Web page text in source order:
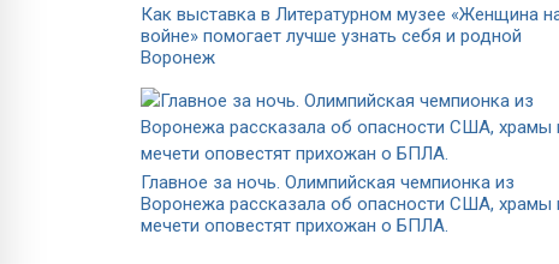
Как выставка в Литературном музее «Женщина
войне» помогает лучше узнать себя и родной
Воронеж
Главное за ночь. Олимпийская чемпионка из
Воронежа рассказала об опасности США, храмы
мечети оповестят прихожан о БПЛА.